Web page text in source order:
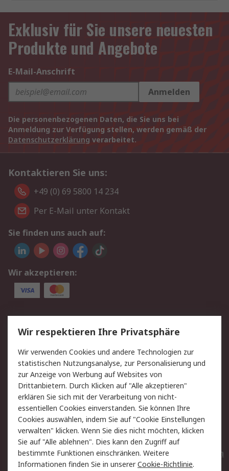
Exklusiv für Sie unsere neuesten
Produkte und Angebote
E-Mail-Anschrift
Anmelden
Die personenbezogenen Daten, die Sie uns bei
Anmeldung zur Verfügung stellen, werden gemäß der
Datenschutzerklärung verarbeitet.
Kontaktieren Sie uns:
+49 (0) 69 5800 14 234
Per E-Mail unter Kontakt
Sie finden uns auch auf:
Wir akzeptieren:
Service
Value Added Services
Lieferlösungen
Rücksendungen
Kontakt
Hilfe
Privatkunden
Rechtliches
AGB
Datenschutz
Cookie-Richtlinie
Zahlungsbedingungen
Copyright/Impressum
Entsorgung
Elektrogeräte/Batterien
Wir respektieren Ihre Privatsphäre
Wir verwenden Cookies und andere Technologien zur
statistischen Nutzungsanalyse, zur Personalisierung und
zur Anzeige von Werbung auf Websites von
Drittanbietern. Durch Klicken auf "Alle akzeptieren"
erklären Sie sich mit der Verarbeitung von nicht-
essentiellen Cookies einverstanden. Sie können Ihre
Cookies auswählen, indem Sie auf "Cookie Einstellungen
verwalten" klicken. Wenn Sie dies nicht möchten, klicken
Sie auf "Alle ablehnen". Dies kann den Zugriff auf
bestimmte Funktionen einschränken. Weitere
Informationen finden Sie in unsererCookie-Richtlinie.